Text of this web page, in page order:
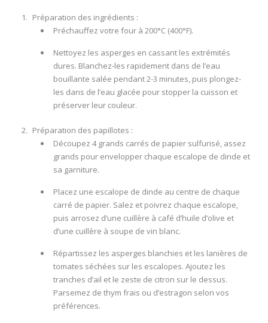
Préparation des ingrédients :
Préchauffez votre four à 200°C (400°F).
Nettoyez les asperges en cassant les extrémités
dures. Blanchez-les rapidement dans de l’eau
bouillante salée pendant 2-3 minutes, puis plongez-
les dans de l’eau glacée pour stopper la cuisson et
préserver leur couleur.
Préparation des papillotes :
Découpez 4 grands carrés de papier sulfurisé, assez
grands pour envelopper chaque escalope de dinde et
sa garniture.
Placez une escalope de dinde au centre de chaque
carré de papier. Salez et poivrez chaque escalope,
puis arrosez d’une cuillère à café d’huile d’olive et
d’une cuillère à soupe de vin blanc.
Répartissez les asperges blanchies et les lanières de
tomates séchées sur les escalopes. Ajoutez les
tranches d’ail et le zeste de citron sur le dessus.
Parsemez de thym frais ou d’estragon selon vos
préférences.